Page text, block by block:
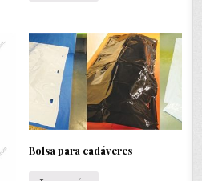
Bolsa para cadáveres